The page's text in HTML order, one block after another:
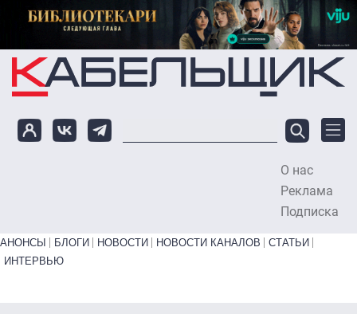
Перейти к основному содержанию
О нас
Реклама
Подписка
Primary links bottom
АНОНСЫ БЛОГИ НОВОСТИ НОВОСТИ КАНАЛОВ
СТАТЬИ
ИНТЕРВЬЮ